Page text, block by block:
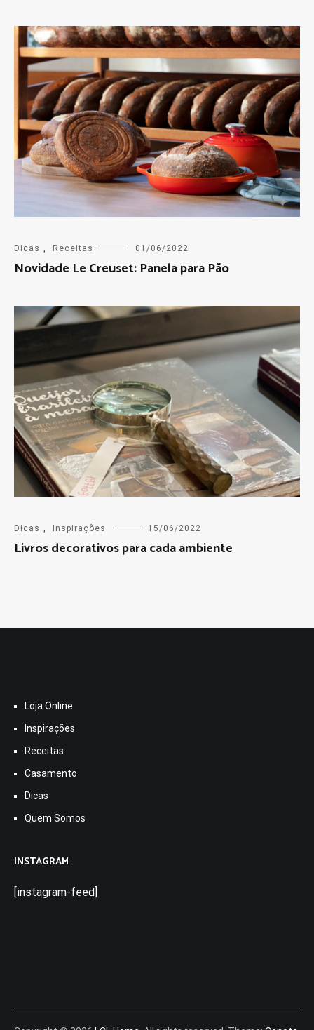
Dicas Receitas 01/06/2022
Novidade Le Creuset: Panela para Pão
Dicas Inspirações 15/06/2022
Livros decorativos para cada ambiente
Loja Online
Inspirações
Receitas
Casamento
Dicas
Quem Somos
INSTAGRAM
[instagram-feed]